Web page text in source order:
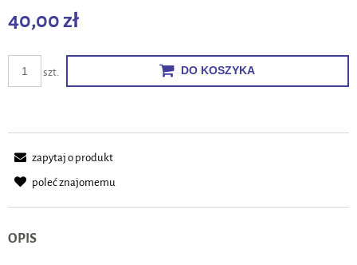
40,00 zł
szt. DO KOSZYKA
zapytaj o produkt
poleć znajomemu
OPIS